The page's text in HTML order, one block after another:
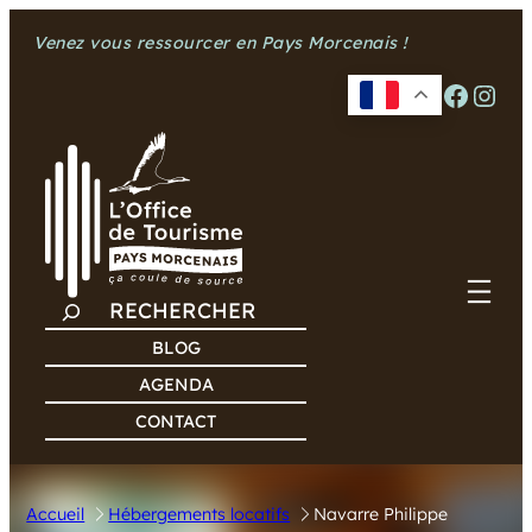
Venez vous ressourcer en Pays Morcenais !
Facebook Instagram
C
H
R
C
H
BLOG
AGENDA
CONTACT
Accueil Hébergements locatifs Navarre Philippe